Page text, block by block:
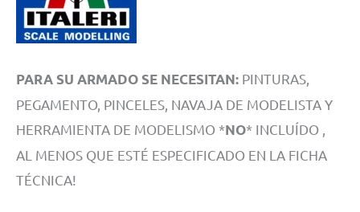
PARA SU ARMADO SE NECESITAN: PINTURAS,
PEGAMENTO, PINCELES, NAVAJA DE MODELISTA Y
HERRAMIENTA DE MODELISMO *NO* INCLUÍDO ,
AL MENOS QUE ESTÉ ESPECIFICADO EN LA FICHA
TÉCNICA!